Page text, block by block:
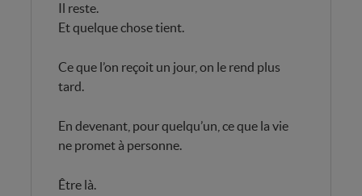
Il reste.
Et quelque chose tient.
Ce que l’on reçoit un jour, on le rend plus
tard.
En devenant, pour quelqu’un, ce que la vie
ne promet à personne.
Être là.